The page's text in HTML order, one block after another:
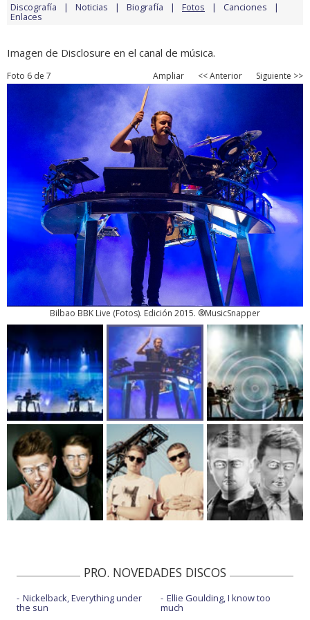
Discografía Noticias Biografía Fotos Canciones
Enlaces
Imagen de Disclosure en el canal de música.
Foto 6 de 7 Ampliar << Anterior Siguiente >>
Bilbao BBK Live (Fotos). Edición 2015. ®MusicSnapper
PRO. NOVEDADES DISCOS
Nickelback, Everything under
the sun
Ellie Goulding, I know too
much